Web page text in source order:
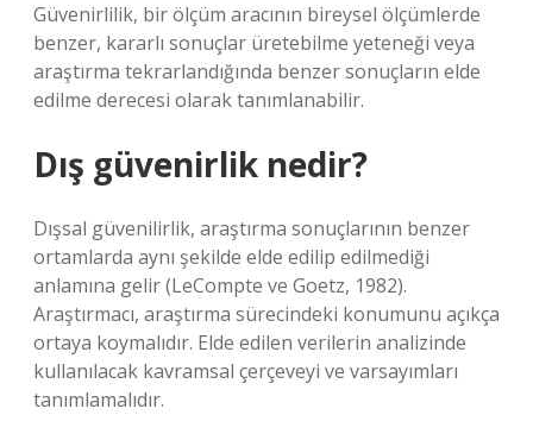
Güvenirlilik, bir ölçüm aracının bireysel ölçümlerde
benzer, kararlı sonuçlar üretebilme yeteneği veya
araştırma tekrarlandığında benzer sonuçların elde
edilme derecesi olarak tanımlanabilir.
Dış güvenirlik nedir?
Dışsal güvenilirlik, araştırma sonuçlarının benzer
ortamlarda aynı şekilde elde edilip edilmediği
anlamına gelir (LeCompte ve Goetz, 1982).
Araştırmacı, araştırma sürecindeki konumunu açıkça
ortaya koymalıdır. Elde edilen verilerin analizinde
kullanılacak kavramsal çerçeveyi ve varsayımları
tanımlamalıdır.